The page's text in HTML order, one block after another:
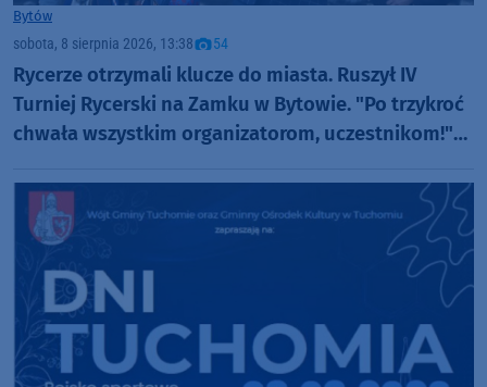
Bytów
sobota, 8 sierpnia 2026, 13:38 54
Rycerze otrzymali klucze do miasta. Ruszył IV
Turniej Rycerski na Zamku w Bytowie. "Po trzykroć
chwała wszystkim organizatorom, uczestnikom!"